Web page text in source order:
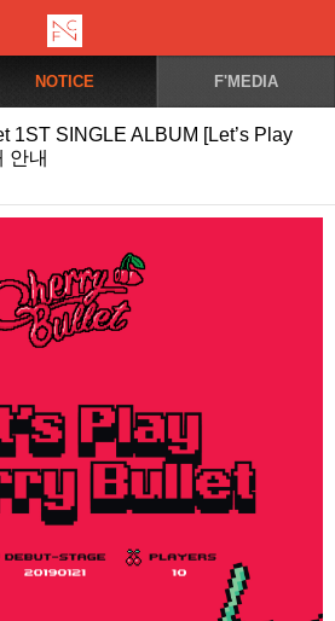
NOTICE F'MEDIA
1ST SINGLE ALBUM [Let’s Play
안내